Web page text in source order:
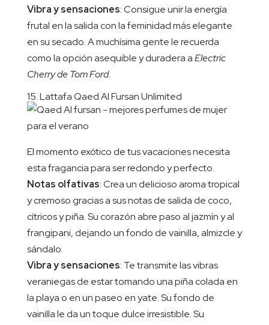
Vibra y sensaciones: Consigue unir la energía
frutal en la salida con la feminidad más elegante
en su secado. A muchísima gente le recuerda
como la opción asequible y duradera aElectric
Cherry de Tom Ford.
15. Lattafa Qaed Al Fursan Unlimited
El momento exótico de tus vacaciones necesita
esta fragancia para ser redondo y perfecto.
Notas olfativas: Crea un delicioso aroma tropical
y cremoso gracias a sus notas de salida de coco,
cítricos y piña. Su corazón abre paso al jazmín y al
frangipani, dejando un fondo de vainilla, almizcle y
sándalo.
Vibra y sensaciones: Te transmite las vibras
veraniegas de estar tomando una piña colada en
la playa o en un paseo en yate. Su fondo de
vainilla le da un toque dulce irresistible. Su